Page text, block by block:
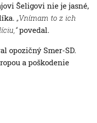
Šeligovi nie je jasné,
„Vnímam to z ich
povedal.
opozičný Smer-SD.
a poškodenie